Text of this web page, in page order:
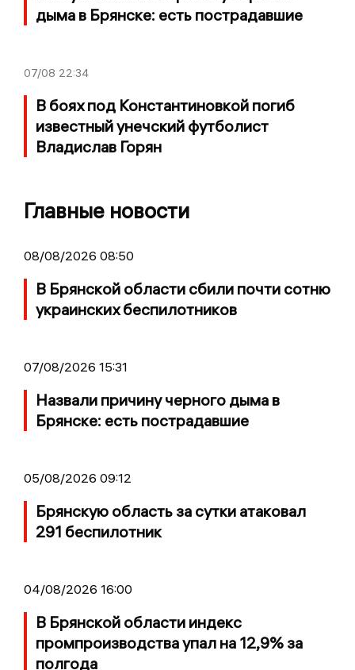
дыма в Брянске: есть пострадавшие
07/08 22:34
В боях под Константиновкой погиб
известный унечский футболист
Владислав Горян
Главные новости
08/08/2026 08:50
В Брянской области сбили почти сотню
украинских беспилотников
07/08/2026 15:31
Назвали причину черного дыма в
Брянске: есть пострадавшие
05/08/2026 09:12
Брянскую область за сутки атаковал
291 беспилотник
04/08/2026 16:00
В Брянской области индекс
промпроизводства упал на 12,9% за
полгода